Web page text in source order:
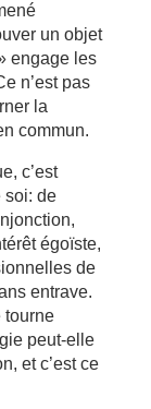
un objet
engage les
n’est pas
la
commun.
c’est
soi: de
égoïste,
de
entrave.
tourne
peut-elle
et c’est ce